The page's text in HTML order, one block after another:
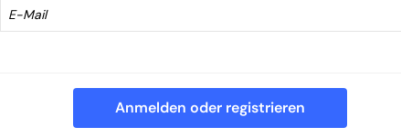
Anmelden oder registrieren